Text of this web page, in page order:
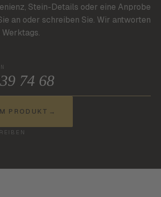
Stein-Details oder eine Anprobe
an oder schreiben Sie. Wir antworten
74 68
PRODUKT →